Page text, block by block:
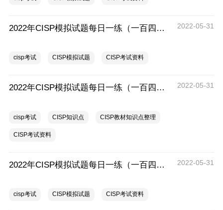
2022年CISP模拟试题每日一练（一百四十四） 2022-05-31
cisp考试 CISP模拟试题 CISP考试资料
2022年CISP模拟试题每日一练（一百四十三） 2022-05-31
cisp考试 CISP知识点 CISP教材知识点整理
CISP考试资料
2022年CISP模拟试题每日一练（一百四十二） 2022-05-31
cisp考试 CISP模拟试题 CISP考试资料